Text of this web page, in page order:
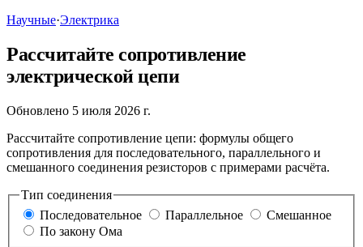
Научные·Электрика
Рассчитайте сопротивление
электрической цепи
Обновлено 5 июля 2026 г.
Рассчитайте сопротивление цепи: формулы общего
сопротивления для последовательного, параллельного и
смешанного соединения резисторов с примерами расчёта.
Тип соединения
Последовательное
Параллельное
Смешанное
По закону Ома